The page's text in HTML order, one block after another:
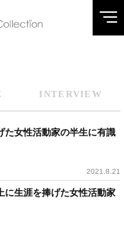
INTERVIEW
た女性活動家の半生に有識
2021.8.21
に生涯を捧げた女性活動家